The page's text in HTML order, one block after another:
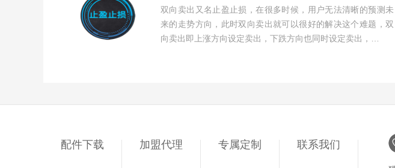
双向卖出又名止盈止损，在很多时候，用户无法清晰的预测未
来的走势方向，此时双向卖出就可以很好的解决这个难题，双
向卖出即上涨方向设定卖出，下跌方向也同时设定卖出，…
配件下载 加盟代理 专属定制 联系我们